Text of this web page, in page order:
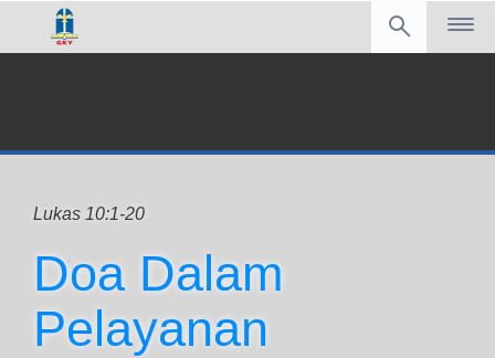
Lukas 10:1-20
Doa Dalam
Pelayanan